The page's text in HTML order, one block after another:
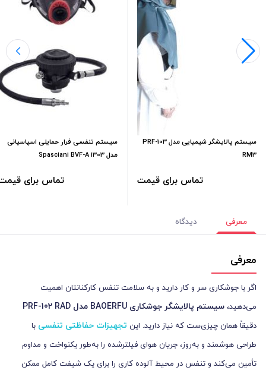
سیستم پالایشگر شیمیایی مدل PRF-103
RM3
تماس برای قیمت
سیستم تنفسی فرار حمایلی اسپاسیانی
مدل Spasciani BVF-A 1303
تماس برای
معرفی دیدگاه
معرفی
اگر با جوشکاری سر و کار دارید و به سلامت تنفس کارکنانتان اهمیت
می‌دهید، سیستم پالایشگر جوشکاری BAOERFU مدل PRF-102 RAD
دقیقاً همان چیزی‌ست که نیاز دارید. این تجهیزات حفاظتی تنفسی با
طراحی هوشمند و به‌روز، جریان هوای فیلترشده را به‌طور یکنواخت و مداوم
تأمین می‌کند و تنفس در محیط آلوده کاری را برای یک شیفت کامل ممکن